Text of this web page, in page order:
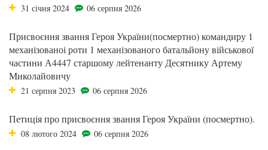
31 січня 2024 06 серпня 2026
Присвоєння звання Героя України(посмертно) командиру 1
механізованоі роти 1 механізованого батальйону військової
частини А4447 старшому лейтенанту Десятнику Артему
Миколайовичу
21 серпня 2023 06 серпня 2026
Петиція про присвоєння звання Героя України (посмертно).
08 лютого 2024 06 серпня 2026